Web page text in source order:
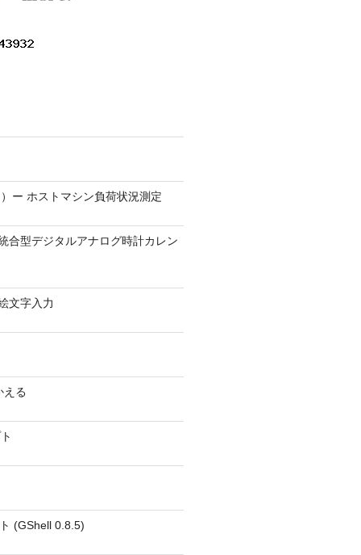
ー ホストマシン負荷状況測定
合型デジタルアナログ時計カレン
文字入力
える
(GShell 0.8.5)